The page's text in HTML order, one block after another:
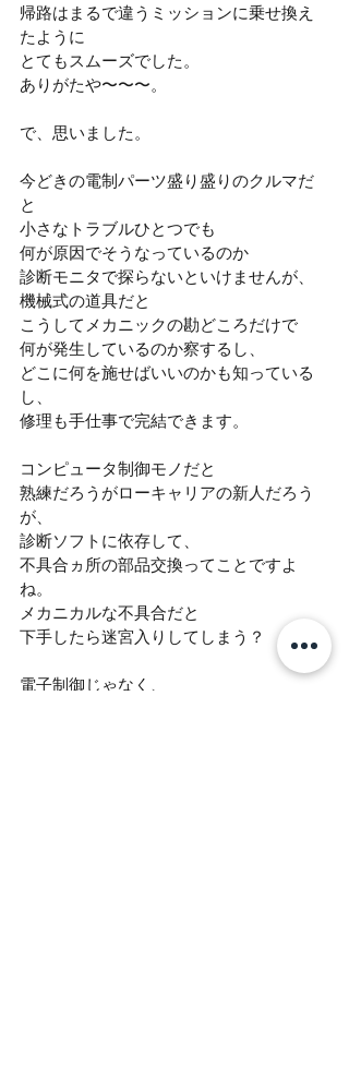
帰路はまるで違うミッションに乗せ換え
たように
とてもスムーズでした。
ありがたや〜〜〜。
で、思いました。
今どきの電制パーツ盛り盛りのクルマだ
と
小さなトラブルひとつでも
何が原因でそうなっているのか
診断モニタで探らないといけませんが、
機械式の道具だと
こうしてメカニックの勘どころだけで
何が発生しているのか察するし、
どこに何を施せばいいのかも知っている
し、
修理も手仕事で完結できます。
コンピュータ制御モノだと
熟練だろうがローキャリアの新人だろう
が、
診断ソフトに依存して、
不具合ヵ所の部品交換ってことですよ
ね。
メカニカルな不具合だと
下手したら迷宮入りしてしまう？
電子制御じゃなく、